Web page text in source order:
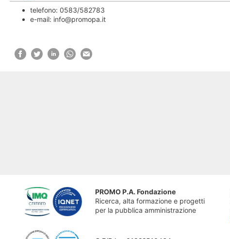
telefono: 0583/582783
e-mail: info@promopa.it
PROMO P.A. Fondazione
Ricerca, alta formazione e progetti
per la pubblica amministrazione